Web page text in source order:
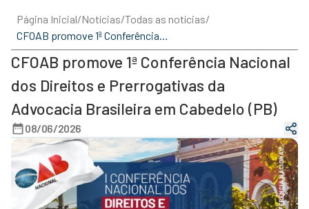
Página Inicial/Notícias/Todas as notícias/
CFOAB promove 1ª Conferência Nacional
dos Direitos e Prerrogativas da
Advocacia Brasileira em Cabedelo (PB)
08/06/2026